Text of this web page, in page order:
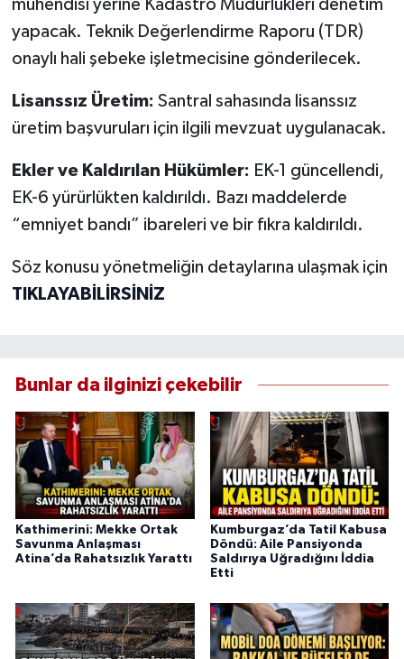
mühendisi yerine Kadastro Müdürlükleri denetim
yapacak. Teknik Değerlendirme Raporu (TDR)
onaylı hali şebeke işletmecisine gönderilecek.
Lisanssız Üretim: Santral sahasında lisanssız
üretim başvuruları için ilgili mevzuat uygulanacak.
Ekler ve Kaldırılan Hükümler: EK-1 güncellendi,
EK-6 yürürlükten kaldırıldı. Bazı maddelerde
“emniyet bandı” ibareleri ve bir fıkra kaldırıldı.
Söz konusu yönetmeliğin detaylarına ulaşmak için
TIKLAYABİLİRSİNİZ
Bunlar da ilginizi çekebilir
Kathimerini: Mekke Ortak
Savunma Anlaşması
Atina’da Rahatsızlık Yarattı
Kumburgaz’da Tatil Kabusa
Döndü: Aile Pansiyonda
Saldırıya Uğradığını İddia
Etti